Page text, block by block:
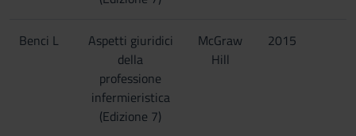
Benci L
Aspetti giuridici
della
professione
infermieristica
(Edizione 7)
McGraw
Hill
2015